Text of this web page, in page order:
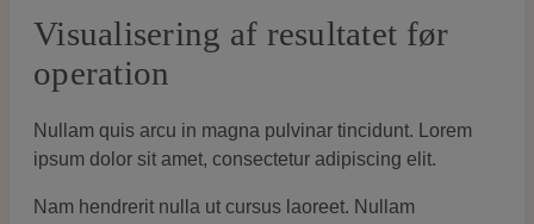
Visualisering af resultatet før
operation
Nullam quis arcu in magna pulvinar tincidunt. Lorem
ipsum dolor sit amet, consectetur adipiscing elit.
Nam hendrerit nulla ut cursus laoreet. Nullam